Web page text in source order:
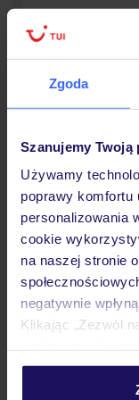
Zgoda
Szanujemy Twoją
Używamy
poprawy komfortu
personalizowania
cookie
na naszej stronie
negatywnie
Klikając „Zezwól
personalizować
Hotel
Opinie
Pokoje
Wyżywienie
Atrakcje